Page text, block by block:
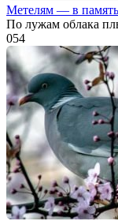
Метелям — в
По лужам облака
054